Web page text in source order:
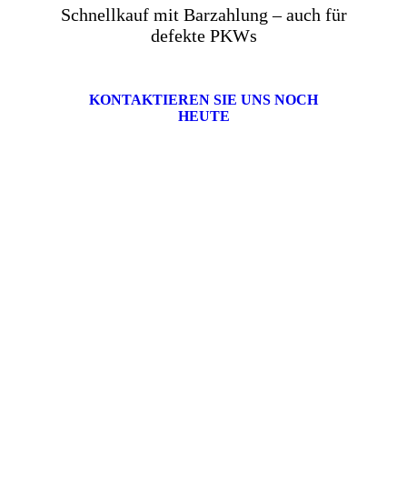
Schnellkauf mit Barzahlung – auch für
defekte PKWs
KONTAKTIEREN SIE UNS NOCH
HEUTE